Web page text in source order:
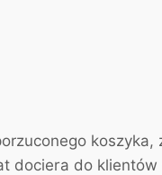
dociera do